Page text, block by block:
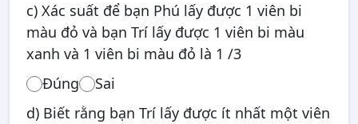
c) Xác suất để bạn Phú lấy được 1 viên bi
màu đỏ và bạn Trí lấy được 1 viên bi màu
xanh và 1 viên bi màu đỏ là 1 /3
Đúng
Sai
d) Biết rằng bạn Trí lấy được ít nhất một viên